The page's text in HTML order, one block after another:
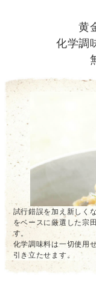
黄
化学調
試行錯誤を加え新しく
をベースに厳選した宗
す。
化学調味料は一切使用
引き立たせます。